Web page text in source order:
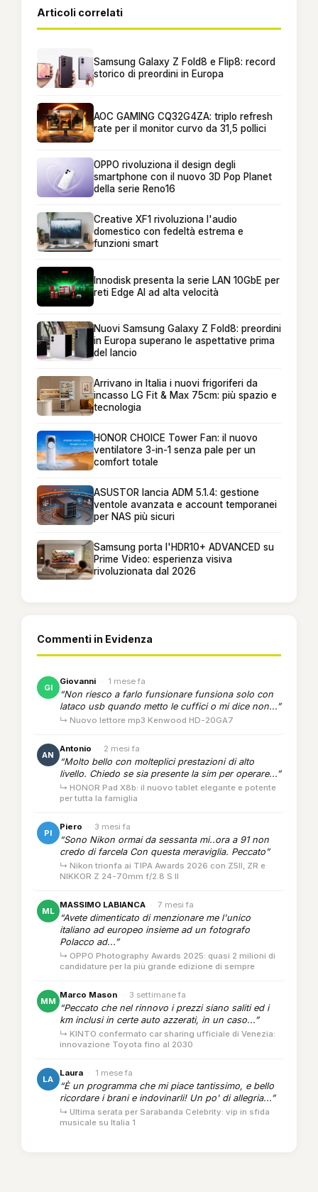
Articoli correlati
Samsung Galaxy Z Fold8 e Flip8: record
storico di preordini in Europa
AOC GAMING CQ32G4ZA: triplo refresh
rate per il monitor curvo da 31,5 pollici
OPPO rivoluziona il design degli
smartphone con il nuovo 3D Pop Planet
della serie Reno16
Creative XF1 rivoluziona l'audio
domestico con fedeltà estrema e
funzioni smart
Innodisk presenta la serie LAN 10GbE per
reti Edge AI ad alta velocità
Nuovi Samsung Galaxy Z Fold8: preordini
in Europa superano le aspettative prima
del lancio
Arrivano in Italia i nuovi frigoriferi da
incasso LG Fit & Max 75cm: più spazio e
tecnologia
HONOR CHOICE Tower Fan: il nuovo
ventilatore 3-in-1 senza pale per un
comfort totale
ASUSTOR lancia ADM 5.1.4: gestione
ventole avanzata e account temporanei
per NAS più sicuri
Samsung porta l'HDR10+ ADVANCED su
Prime Video: esperienza visiva
rivoluzionata dal 2026
Commenti in Evidenza
GI
Giovanni · 1 mese fa
“Non riesco a farlo funsionare funsiona solo con
lataco usb quando metto le cuffici o mi dice non...”
↳ Nuovo lettore mp3 Kenwood HD-20GA7
AN
Antonio · 2 mesi fa
“Molto bello con molteplici prestazioni di alto
livello. Chiedo se sia presente la sim per operare...”
↳ HONOR Pad X8b: il nuovo tablet elegante e potente
per tutta la famiglia
PI
Piero · 3 mesi fa
“Sono Nikon ormai da sessanta mi..ora a 91 non
credo di farcela Con questa meraviglia. Peccato”
↳ Nikon trionfa ai TIPA Awards 2026 con Z5II, ZR e
NIKKOR Z 24-70mm f/2.8 S II
ML
MASSIMO LABIANCA · 7 mesi fa
“Avete dimenticato di menzionare me l'unico
italiano ad europeo insieme ad un fotografo
Polacco ad...”
↳ OPPO Photography Awards 2025: quasi 2 milioni di
candidature per la più grande edizione di sempre
MM
Marco Mason · 3 settimane fa
“Peccato che nel rinnovo i prezzi siano saliti ed i
km inclusi in certe auto azzerati, in un caso...”
↳ KINTO confermato car sharing ufficiale di Venezia:
innovazione Toyota fino al 2030
LA
Laura · 1 mese fa
“È un programma che mi piace tantissimo, e bello
ricordare i brani e indovinarli! Un po' di allegria...”
↳ Ultima serata per Sarabanda Celebrity: vip in sfida
musicale su Italia 1